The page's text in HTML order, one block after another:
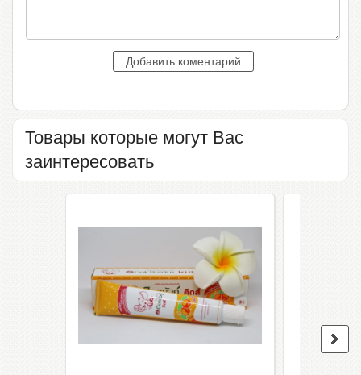
Товары которые могут Вас
заинтересовать